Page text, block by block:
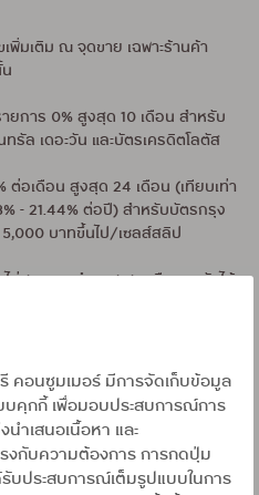
คอนซูมเมอร์ มีการจัดเก็บข้อมูล
บคุกกี้ เพื่อมอบประสบการณ์การ
ำเสนอเนื้อหา และ
งกับความต้องการ การกดปุ่ม
บประสบการณ์เต็มรูปแบบในการ
พิ่มเติม ณ จุดขาย เฉพาะร้านค้า
การ 0% สูงสุด 10 เดือน สำหรับ
รัล เดอะวัน และบัตรเครดิตโลตัส
อเดือน สูงสุด 24 เดือน (เทียบเท่า
- 21.44% ต่อปี) สำหรับบัตรกรุง
บาทขึ้นไป/เซลส์สลิป
ม่สามารถนำมาสะสมหรือรวมกันได้
รฯ ที่ลงทะเบียนเพื่อรับเครดิตเงิน
รายการผ่อนชำระ
บาท/หมายเลขบัญชีบัตรหลัก
ตเงินคืนจากยอดแบ่งจ่ายตั้งแต่